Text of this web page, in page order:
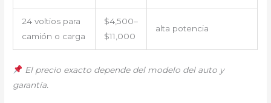
24 voltios para
camión o carga
$4,500–
$11,000
alta potencia
El precio exacto depende del modelo del auto y
garantía.